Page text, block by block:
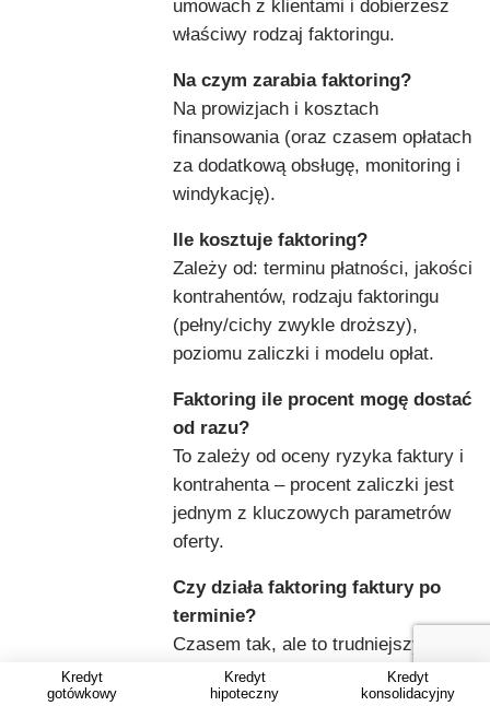
umowach z klientami i dobierzesz
właściwy rodzaj faktoringu.
Na czym zarabia faktoring?
Na prowizjach i kosztach
finansowania (oraz czasem opłatach
za dodatkową obsługę, monitoring i
windykację).
Ile kosztuje faktoring?
Zależy od: terminu płatności, jakości
kontrahentów, rodzaju faktoringu
(pełny/cichy zwykle droższy),
poziomu zaliczki i modelu opłat.
Faktoring ile procent mogę dostać
od razu?
To zależy od oceny ryzyka faktury i
kontrahenta – procent zaliczki jest
jednym z kluczowych parametrów
oferty.
Czy działa faktoring faktury po
terminie?
Czasem tak, ale to trudniejszy
produkt i często bliżej mu do obsługi
zaległych należności niż do
Kredyt
gotówkowy
Kredyt
hipoteczny
Kredyt
konsolidacyjny